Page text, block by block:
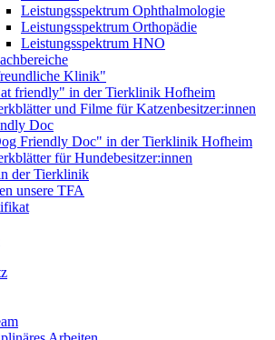
Leistungsspektrum Ophthalmologie
Leistungsspektrum Orthopädie
Leistungsspektrum HNO
Klinik"
friendly" in der Tierklinik Hofheim
und Filme für Katzenbesitzer:innen
Doc
Friendly Doc" in der Tierklinik Hofheim
für Hundebesitzer:innen
der Tierklinik
unsere TFA